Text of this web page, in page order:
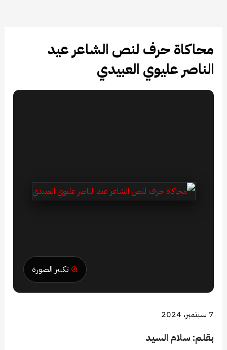
محاكاة حرف لنص الشاعر عيد
الناصر عليوي العبيدي
تكبير الصورة
7 سبتمبر، 2024
بقلم: سلام السيد